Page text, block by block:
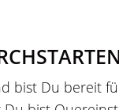
bist Du bereit